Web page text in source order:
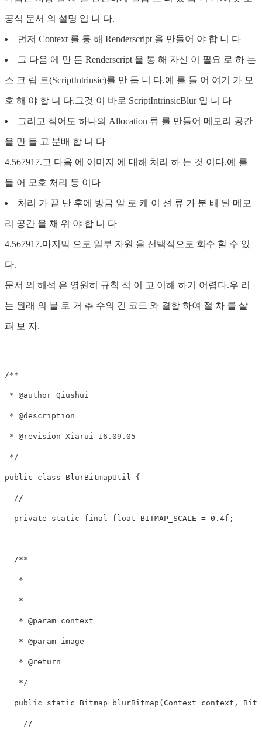
공식 문서 의 설명 입 니 다.
먼저 Context 를 통 해 Renderscript 을 만들어 야 합 니 다
그 다음 에 만 든 Renderscript 을 통 해 자신 이 필요 로 하 는
스 크 립 트(ScriptIntrinsic)를 만 듭 니 다.예 를 들 어 여기 가 모
호 해 야 합 니 다.그것 이 바로 ScriptIntrinsicBlur 입 니 다
그리고 적어도 하나의 Allocation 류 를 만들어 메모리 공간
을 만 들 고 분배 합 니 다
4.567917.그 다음 에 이미지 에 대해 처리 하 는 것 이다.예 를
들 어 모호 처리 등 이다
처리 가 끝 난 후에 방금 알 로 케 이 션 류 가 분 배 된 메모
리 공간 을 채 워 야 합 니 다
4.567917.마지막 으로 일부 자원 을 선택적으로 회수 할 수 있
다.
문서 의 해석 은 영원히 규칙 적 이 고 이해 하기 어렵다.우 리
는 원래 의 블 로 거 추 수의 긴 코드 와 결합 하여 절 차 를 살
펴 보 자.
/**
* @author Qiushui
* @description
* @revision Xiarui 16.09.05
*/
public class BlurBitmapUtil {
  //
  private static final float BITMAP_SCALE = 0.4f;
  /**
   *
   *
   * @param context
   * @param image
   * @return
   */
public static Bitmap blurBitmap(Context context,
    //